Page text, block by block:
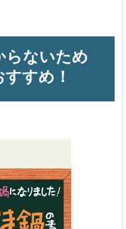
らないため
すめ！